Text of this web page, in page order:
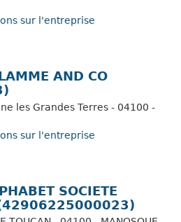
sur l'entreprise
AND CO
les Grandes Terres - 04100 -
sur l'entreprise
SOCIETE
(42906225000023)